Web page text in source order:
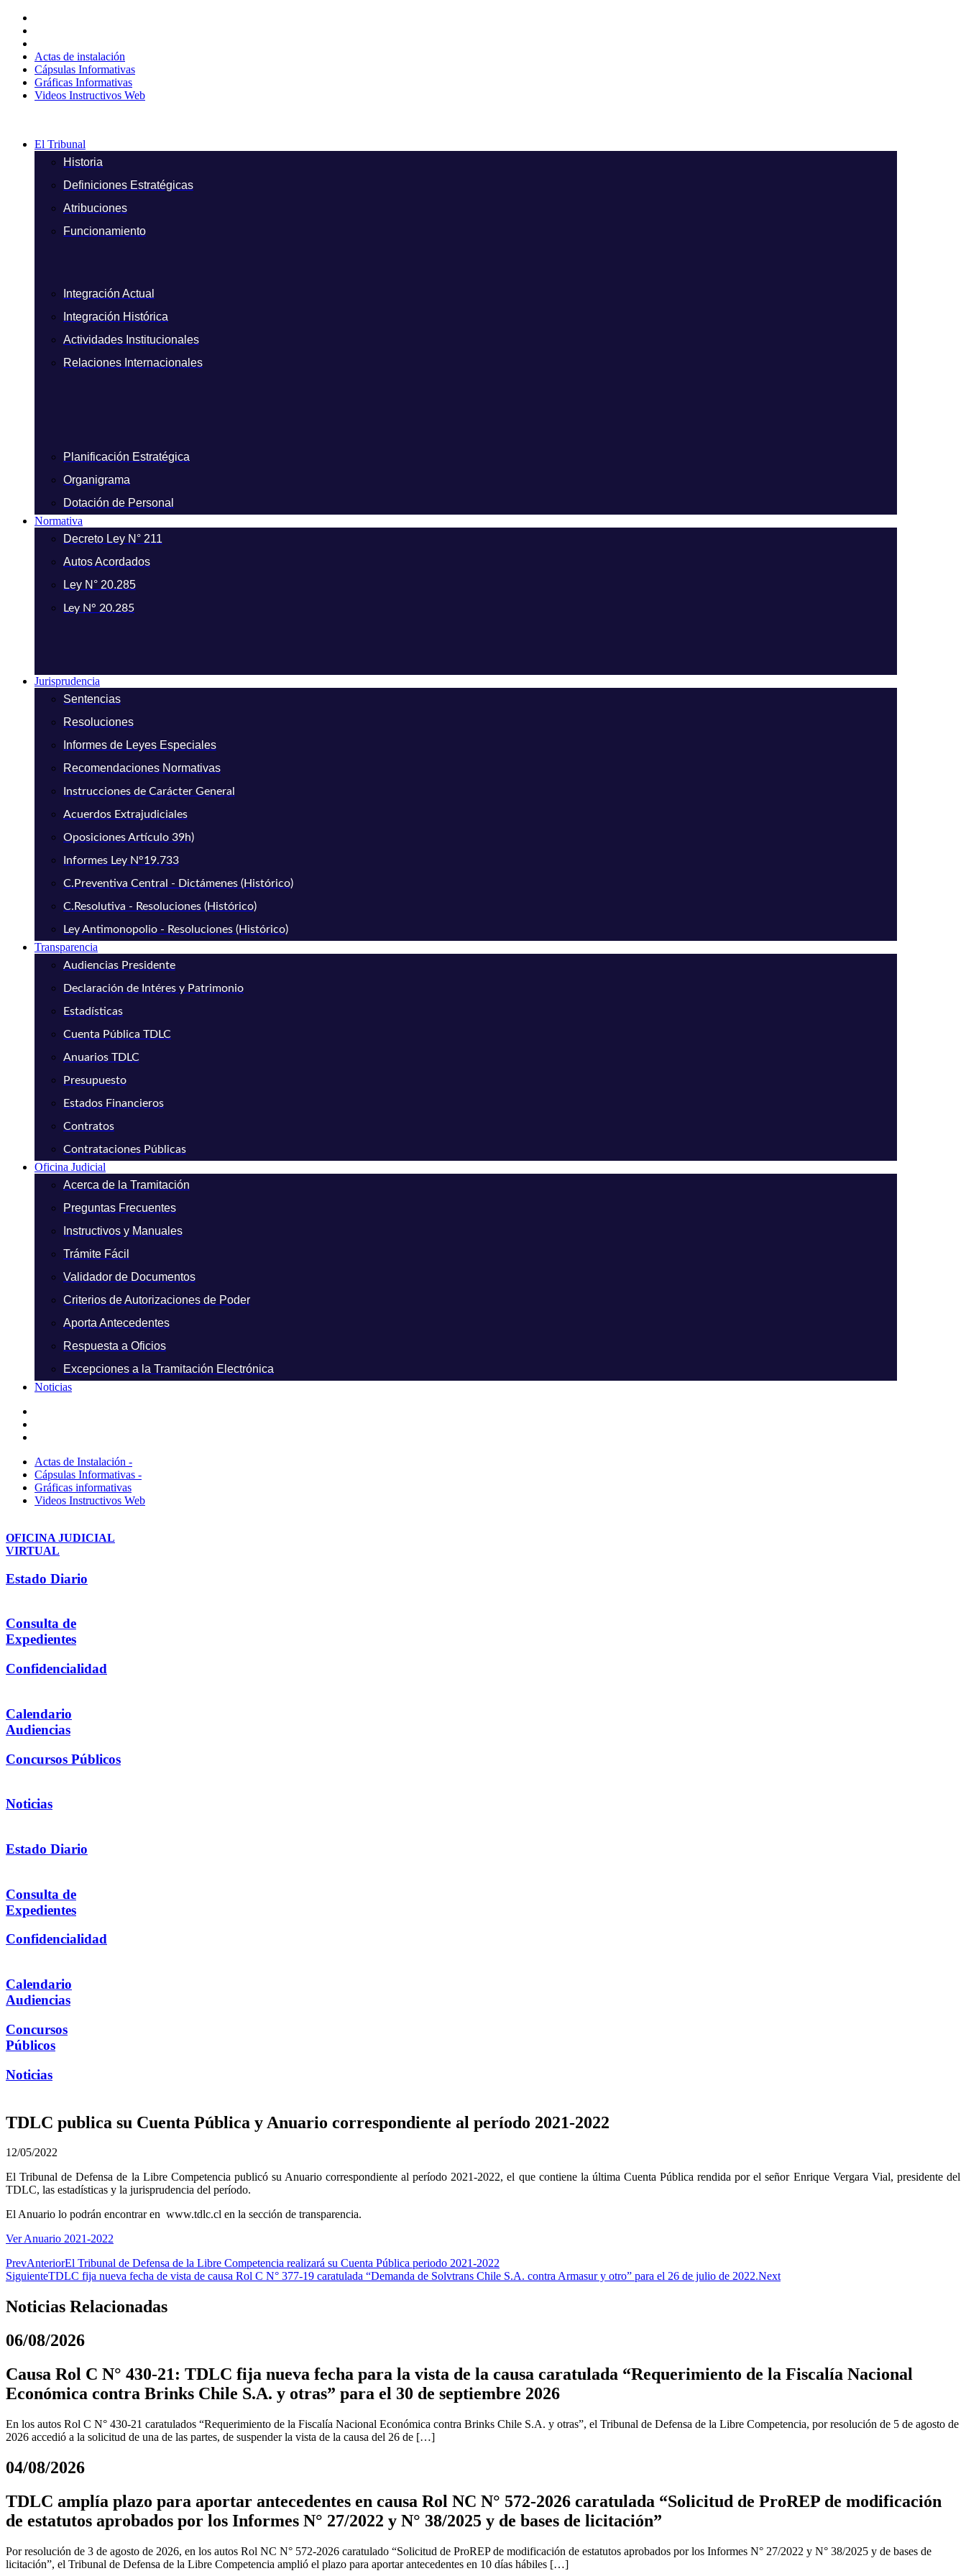
contenido
Actas de instalación
Cápsulas Informativas
Gráficas Informativas
Videos Instructivos Web
El Tribunal
Historia
Definiciones Estratégicas
Atribuciones
Funcionamiento
Integración Actual
Integración Histórica
Actividades Institucionales
Relaciones Internacionales
Planificación Estratégica
Organigrama
Dotación de Personal
Normativa
Decreto Ley N° 211
Autos Acordados
Ley N° 20.285
Ley N° 20.285
Jurisprudencia
Sentencias
Resoluciones
Informes de Leyes Especiales
Recomendaciones Normativas
Instrucciones de Carácter General
Acuerdos Extrajudiciales
Oposiciones Artículo 39h)
Informes Ley N°19.733
C.Preventiva Central - Dictámenes (Histórico)
C.Resolutiva - Resoluciones (Histórico)
Ley Antimonopolio - Resoluciones (Histórico)
Transparencia
Audiencias Presidente
Declaración de Intéres y Patrimonio
Estadísticas
Cuenta Pública TDLC
Anuarios TDLC
Presupuesto
Estados Financieros
Contratos
Contrataciones Públicas
Oficina Judicial
Acerca de la Tramitación
Preguntas Frecuentes
Instructivos y Manuales
Trámite Fácil
Validador de Documentos
Criterios de Autorizaciones de Poder
Aporta Antecedentes
Respuesta a Oficios
Excepciones a la Tramitación Electrónica
Noticias
Actas de Instalación -
Cápsulas Informativas -
Gráficas informativas
Videos Instructivos Web
OFICINA JUDICIAL
VIRTUAL
Estado Diario
Consulta de
Expedientes
Confidencialidad
Calendario
Audiencias
Concursos Públicos
Noticias
Estado Diario
Consulta de
Expedientes
Confidencialidad
Calendario
Audiencias
Concursos
Públicos
Noticias
TDLC publica su Cuenta Pública y Anuario correspondiente al período 2021-2022
12/05/2022
El Tribunal de Defensa de la Libre Competencia publicó su Anuario correspondiente al período 2021-2022, el que contiene la última Cuenta Pública rendida por el señor Enrique Vergara Vial, presidente del
TDLC, las estadísticas y la jurisprudencia del período.
El Anuario lo podrán encontrar en www.tdlc.cl en la sección de transparencia.
Ver Anuario 2021-2022
PrevAnteriorEl Tribunal de Defensa de la Libre Competencia realizará su Cuenta Pública periodo 2021-2022
SiguienteTDLC fija nueva fecha de vista de causa Rol C N° 377-19 caratulada “Demanda de Solvtrans Chile S.A. contra Armasur y otro” para el 26 de julio de 2022.Next
Noticias Relacionadas
06/08/2026
Causa Rol C N° 430-21: TDLC fija nueva fecha para la vista de la causa caratulada “Requerimiento de la Fiscalía Nacional
Económica contra Brinks Chile S.A. y otras” para el 30 de septiembre 2026
En los autos Rol C N° 430-21 caratulados “Requerimiento de la Fiscalía Nacional Económica contra Brinks Chile S.A. y otras”, el Tribunal de Defensa de la Libre Competencia, por resolución de 5 de agosto de
2026 accedió a la solicitud de una de las partes, de suspender la vista de la causa del 26 de […]
04/08/2026
TDLC amplía plazo para aportar antecedentes en causa Rol NC N° 572-2026 caratulada “Solicitud de ProREP de modificación
de estatutos aprobados por los Informes N° 27/2022 y N° 38/2025 y de bases de licitación”
Por resolución de 3 de agosto de 2026, en los autos Rol NC N° 572-2026 caratulado “Solicitud de ProREP de modificación de estatutos aprobados por los Informes N° 27/2022 y N° 38/2025 y de bases de
licitación”, el Tribunal de Defensa de la Libre Competencia amplió el plazo para aportar antecedentes en 10 días hábiles […]